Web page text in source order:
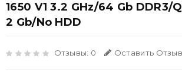
1650 V1 3.2 GHz/64 Gb DDR3/
2 Gb/no HDD
Отзывы: 0 Оставить Отзыв